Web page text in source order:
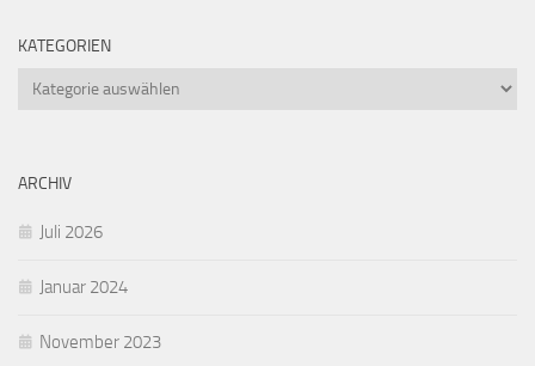
KATEGORIEN
Kategorien
ARCHIV
Juli 2026
Januar 2024
November 2023